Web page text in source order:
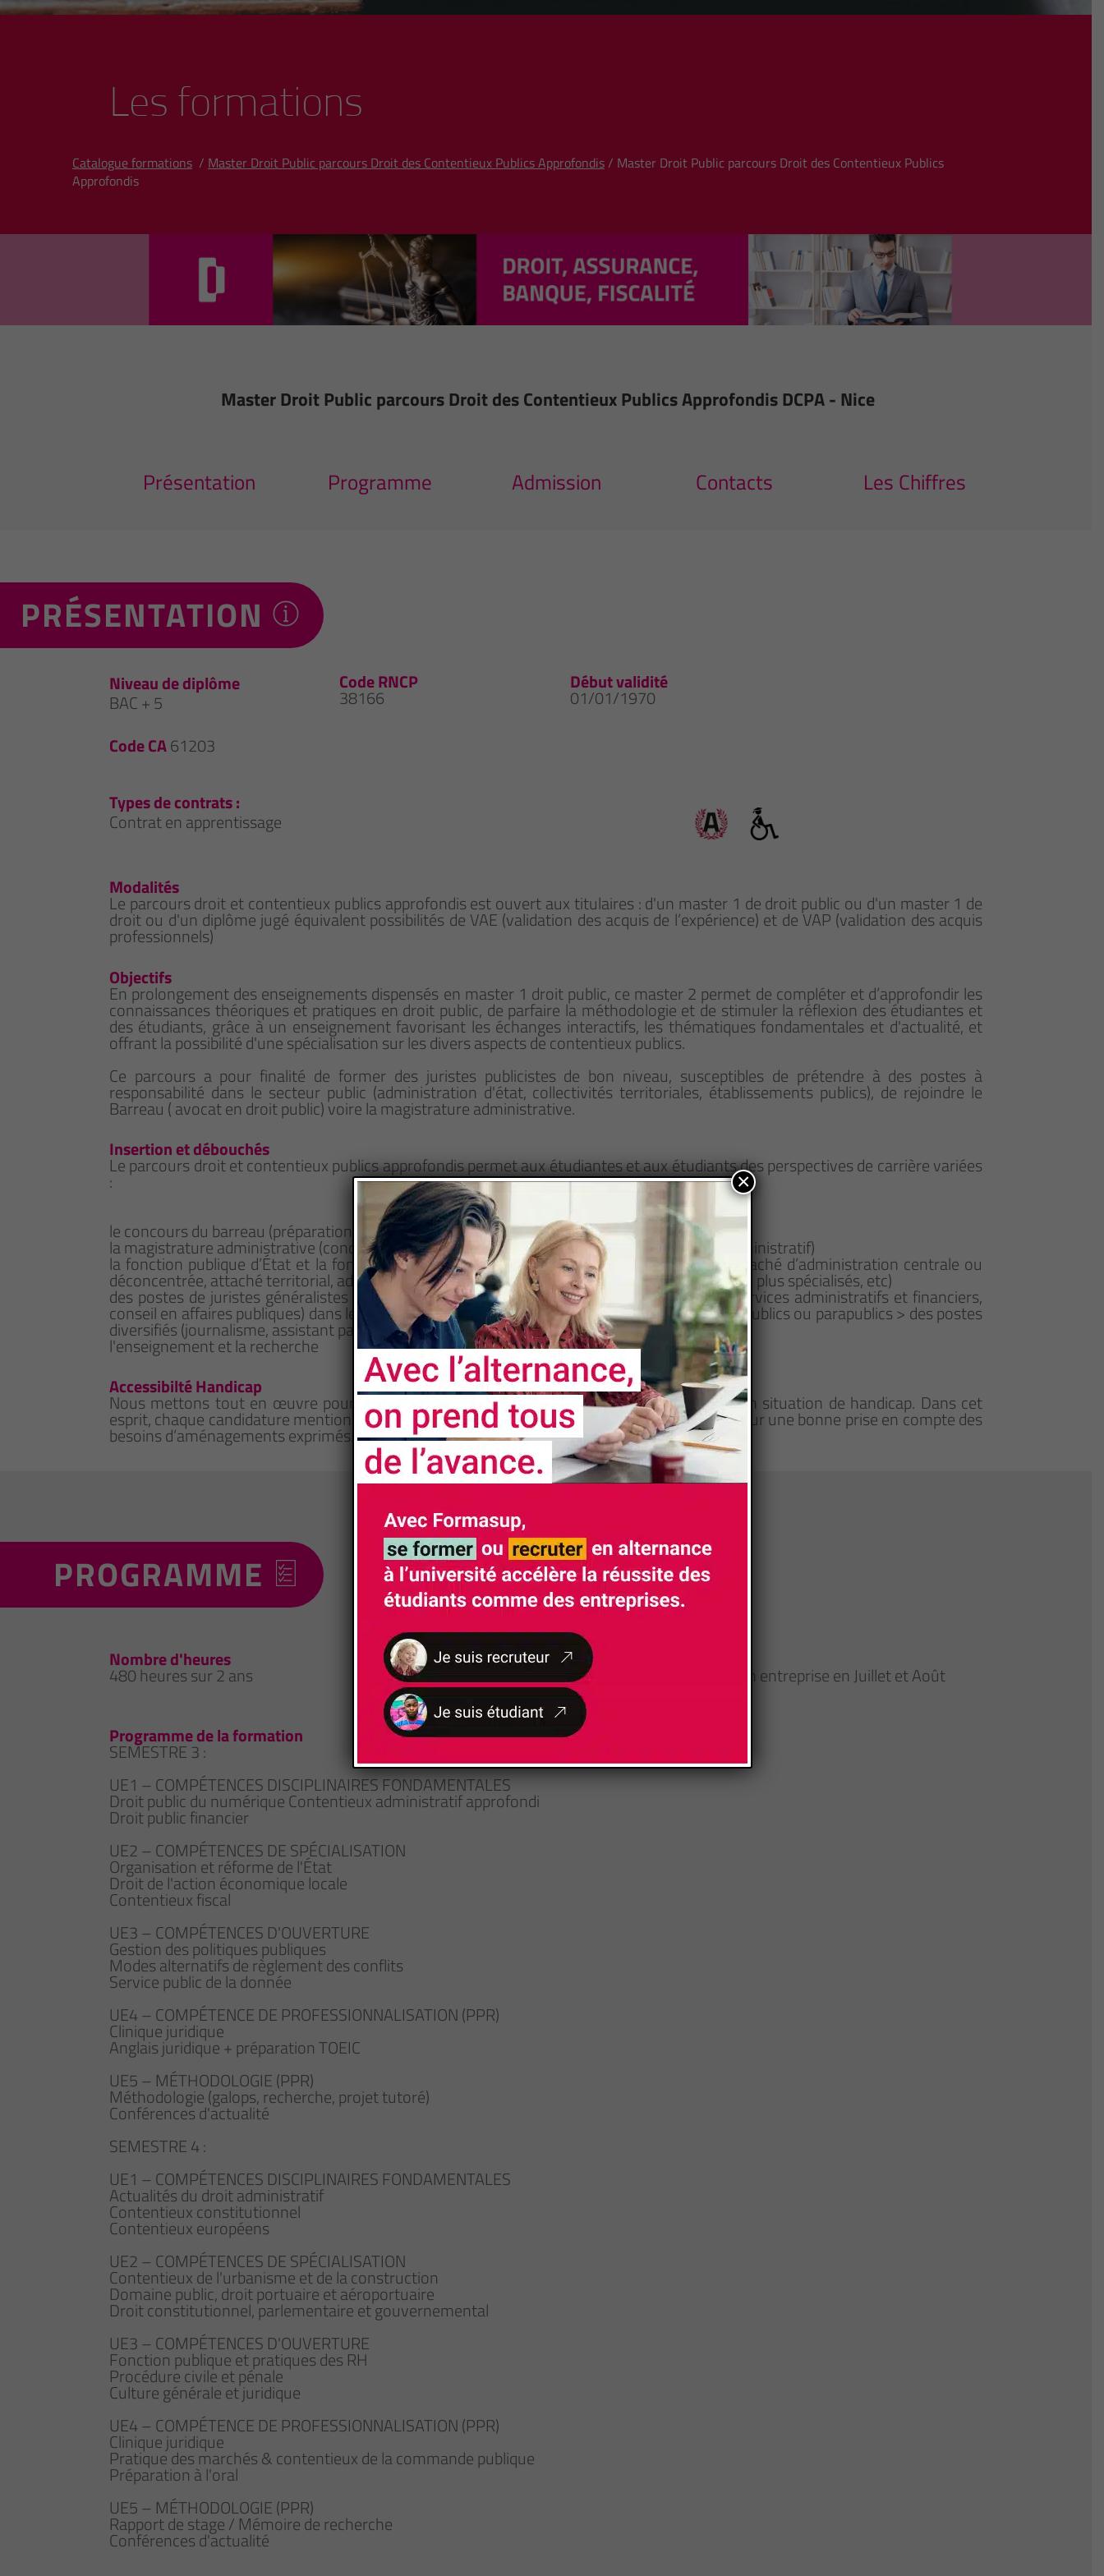
Les formations
Catalogue formations/ Master Droit Public parcours Droit des Contentieux Publics Approfondis/ Master Droit Public parcours Droit des Contentieux Publics
Approfondis
Master Droit Public parcours Droit des Contentieux Publics Approfondis DCPA - Nice
Présentation Programme Admission Contacts Les Chiffres
PRÉSENTATION
Niveau de diplôme
BAC + 5
Code RNCP
38166
Début validité
01/01/1970
Code CA61203
Types de contrats :
Contrat en apprentissage
Modalités
Le parcours droit et contentieux publics approfondis est ouvert aux titulaires : d'un master 1 de droit public ou d'un master 1 de
droit ou d'un diplôme jugé équivalent possibilités de VAE (validation des acquis de l’expérience) et de VAP (validation des acquis
professionnels)
Objectifs
En prolongement des enseignements dispensés en master 1 droit public, ce master 2 permet de compléter et d’approfondir les
connaissances théoriques et pratiques en droit public, de parfaire la méthodologie et de stimuler la réflexion des étudiantes et
des étudiants, grâce à un enseignement favorisant les échanges interactifs, les thématiques fondamentales et d'actualité, et
offrant la possibilité d'une spécialisation sur les divers aspects de contentieux publics.
Ce parcours a pour finalité de former des juristes publicistes de bon niveau, susceptibles de prétendre à des postes à
responsabilité dans le secteur public (administration d'état, collectivités territoriales, établissements publics), de rejoindre le
Barreau ( avocat en droit public) voire la magistrature administrative.
Insertion et débouchés
Le parcours droit et contentieux publics approfondis permet aux étudiantes et aux étudiants des perspectives de carrière variées
:
le concours du barreau (préparation du CRFPA avec spécialisation en droit public)
la magistrature administrative (concours TA et CAA, assistant de justice auprès du tribunal administratif)
la fonction publique d’État et la fonction publique territoriale (IRA, attaché de préfecture, attaché d’administration centrale ou
déconcentrée, attaché territorial, administrateur des assemblées, concours de police, concours plus spécialisés, etc)
des postes de juristes généralistes en droit public (marchés publics, services contentieux, services administratifs et financiers,
conseil en affaires publiques) dans le secteur privé ou public, les associations, les organismes publics ou parapublics > des postes
diversifiés (journalisme, assistant parlementaire, correcteur chez un éditeur juridique...)
l'enseignement et la recherche
Accessibilté Handicap
Nous mettons tout en œuvre pour que nos formations soient accessibles aux personnes en situation de handicap. Dans cet
esprit, chaque candidature mentionnant un handicap fera l'objet d'un examen personnalisé pour une bonne prise en compte des
besoins d’aménagements exprimés.
PROGRAMME
Nombre d'heures
480 heures sur 2 ans
Rythme d'alternance
De 2 à 3 semaines par mois en entreprise 100% en entreprise en Juillet et Août
Programme de la formation
SEMESTRE 3 :
UE1 – COMPÉTENCES DISCIPLINAIRES FONDAMENTALES
Droit public du numérique Contentieux administratif approfondi
Droit public financier
UE2 – COMPÉTENCES DE SPÉCIALISATION
Organisation et réforme de l'État
Droit de l'action économique locale
Contentieux fiscal
UE3 – COMPÉTENCES D'OUVERTURE
Gestion des politiques publiques
Modes alternatifs de règlement des conflits
Service public de la donnée
UE4 – COMPÉTENCE DE PROFESSIONNALISATION (PPR)
Clinique juridique
Anglais juridique + préparation TOEIC
UE5 – MÉTHODOLOGIE (PPR)
Méthodologie (galops, recherche, projet tutoré)
Conférences d'actualité
SEMESTRE 4 :
UE1 – COMPÉTENCES DISCIPLINAIRES FONDAMENTALES
Actualités du droit administratif
Contentieux constitutionnel
Contentieux européens
UE2 – COMPÉTENCES DE SPÉCIALISATION
Contentieux de l'urbanisme et de la construction
Domaine public, droit portuaire et aéroportuaire
Droit constitutionnel, parlementaire et gouvernemental
UE3 – COMPÉTENCES D'OUVERTURE
Fonction publique et pratiques des RH
Procédure civile et pénale
Culture générale et juridique
UE4 – COMPÉTENCE DE PROFESSIONNALISATION (PPR)
Clinique juridique
Pratique des marchés & contentieux de la commande publique
Préparation à l'oral
UE5 – MÉTHODOLOGIE (PPR)
Rapport de stage / Mémoire de recherche
Conférences d'actualité
×